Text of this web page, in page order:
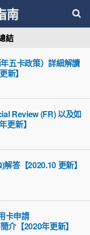
南
結
五卡政策）詳細解讀
新】
Review (FR) 以及如
更新】
答【2020.10 更新】
卡申請
介【2020年更新】